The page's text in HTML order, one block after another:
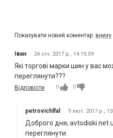
Показувати новий коментар: внизу
Іван 24 січ. 2017 р., 14:15:59
Які торгові марки шин у вас
переглянути???
Відповісти 0 0
petrovichlfal 9 лют. 2017 р.,
Доброго дня,
переглянути.